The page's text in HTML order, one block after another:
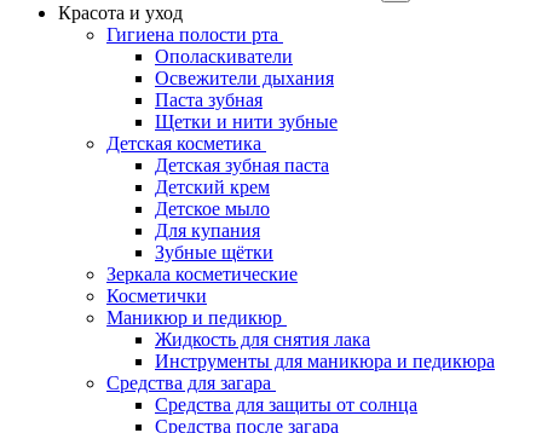
Красота и уход
Гигиена полости рта
Ополаскиватели
Освежители дыхания
Паста зубная
Щетки и нити зубные
Детская косметика
Детская зубная паста
Детский крем
Детское мыло
Для купания
Зубные щётки
Зеркала косметические
Косметички
Маникюр и педикюр
Жидкость для снятия лака
Инструменты для маникюра и педикюра
Средства для загара
Средства для защиты от солнца
Средства после загара